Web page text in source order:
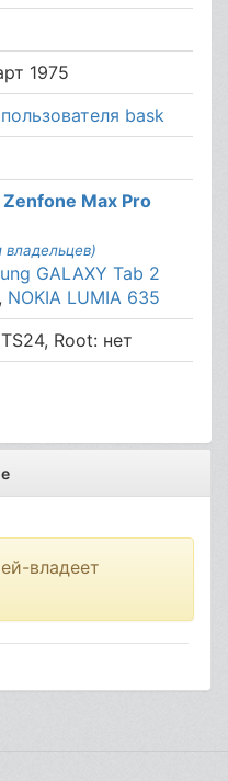
1975
bask
Max Pro
владельцев)
GALAXY Tab 2
, NOKIA LUMIA 635
Root: нет
владеет